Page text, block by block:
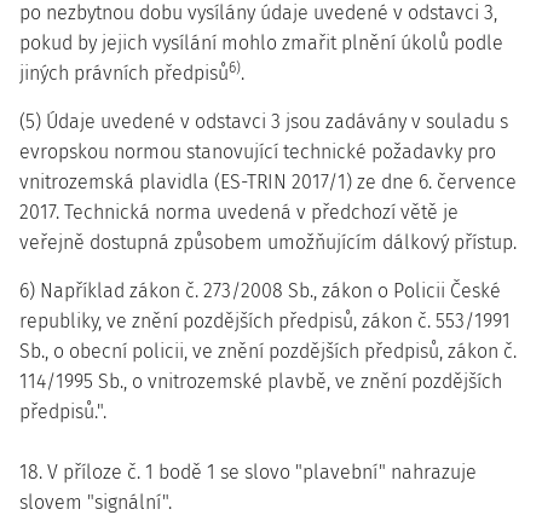
po nezbytnou dobu vysílány údaje uvedené v odstavci 3,
pokud by jejich vysílání mohlo zmařit plnění úkolů podle
jiných právních předpisů6).
(5) Údaje uvedené v odstavci 3 jsou zadávány v souladu s
evropskou normou stanovující technické požadavky pro
vnitrozemská plavidla (ES-TRIN 2017/1) ze dne 6. července
2017. Technická norma uvedená v předchozí větě je
veřejně dostupná způsobem umožňujícím dálkový přístup.
6) Například zákon č. 273/2008 Sb., zákon o Policii České
republiky, ve znění pozdějších předpisů, zákon č. 553/1991
Sb., o obecní policii, ve znění pozdějších předpisů, zákon č.
114/1995 Sb., o vnitrozemské plavbě, ve znění pozdějších
předpisů.".
18. V příloze č. 1 bodě 1 se slovo "plavební" nahrazuje
slovem "signální".